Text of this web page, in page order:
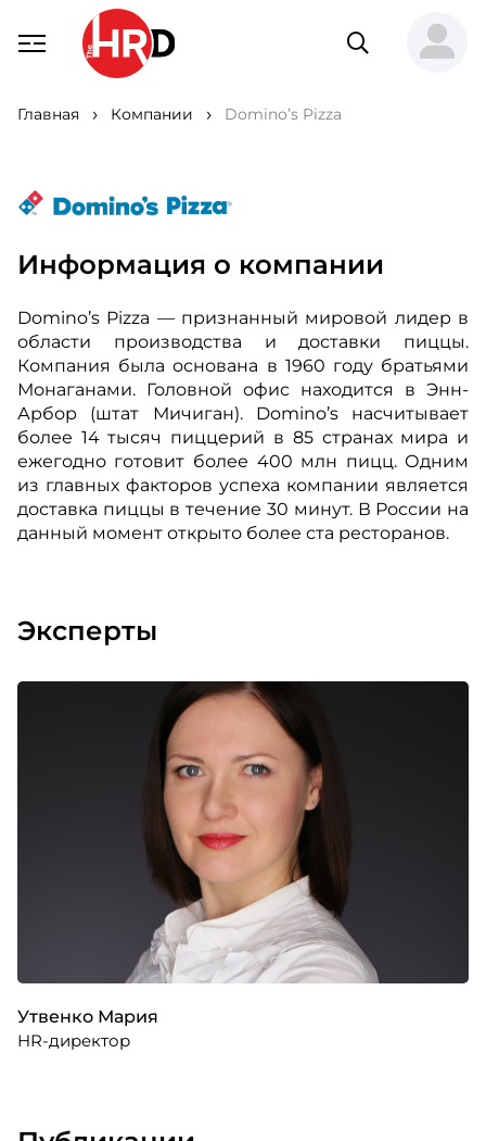
Главная Компании Domino’s Pizza
Информация о компании
Domino’s Pizza — признанный мировой лидер в
области производства и доставки пиццы.
Компания была основана в 1960 году братьями
Монаганами. Головной офис находится в Энн-
Арбор (штат Мичиган). Domino’s насчитывает
более 14 тысяч пиццерий в 85 странах мира и
ежегодно готовит более 400 млн пицц. Одним
из главных факторов успеха компании является
доставка пиццы в течение 30 минут. В России на
данный момент открыто более ста ресторанов.
Эксперты
Утвенко Мария
HR-директор